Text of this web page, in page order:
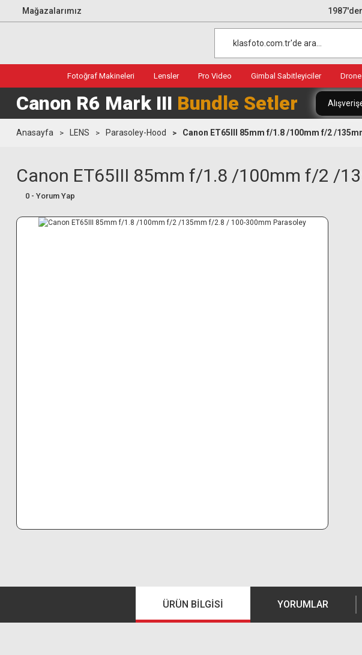
Mağazalarımız
Fotoğraf Makineleri Lensler Pro Video Gimbal Sabitleyiciler Drone
Canon R6 Mark III Bundle Setler
Anasayfa LENS Parasoley-Hood Canon ET65III 85mm f/1.8 /100mm f/2 /
Canon ET65III 85mm f/1.8 /100mm f/2 /
0 - Yorum Yap
ÜRÜN BILGISI YORUMLAR